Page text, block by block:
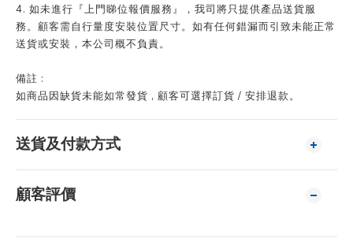
4. 如未進行『上門睇位報價服務』，我司將只提供產品送貨服
務。顧客需自行量度安裝位置尺寸。如有任何錯漏而引致未能正常
送貨或安裝，本公司概不負責。
備註 :
如商品因缺貨未能如常發貨 , 顧客可選擇訂貨 / 安排退款。
送貨及付款方式
顧客評價